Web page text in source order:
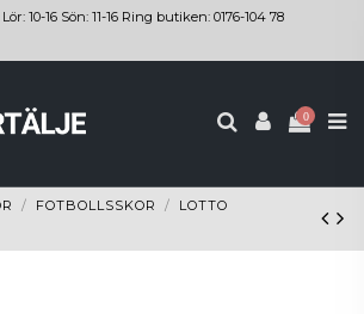
10-16 Sön: 11-16 Ring butiken: 0176-104 78
0
FOTBOLLSSKOR
LOTTO